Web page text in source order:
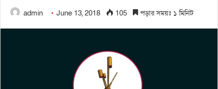
admin June 13, 2018 105 পড়ার সময়ঃ ১ মিনিট